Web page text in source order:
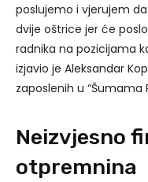
poslujemo i vjerujem
dvije oštrice jer će
radnika na pozicijama
izjavio je Aleksandar
zaposlenih u “Šumama
Neizvjesno
otpremnina